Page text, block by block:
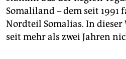
Somaliland – dem seit
Nordteil Somalias. In dieser
seit mehr als zwei Jahren